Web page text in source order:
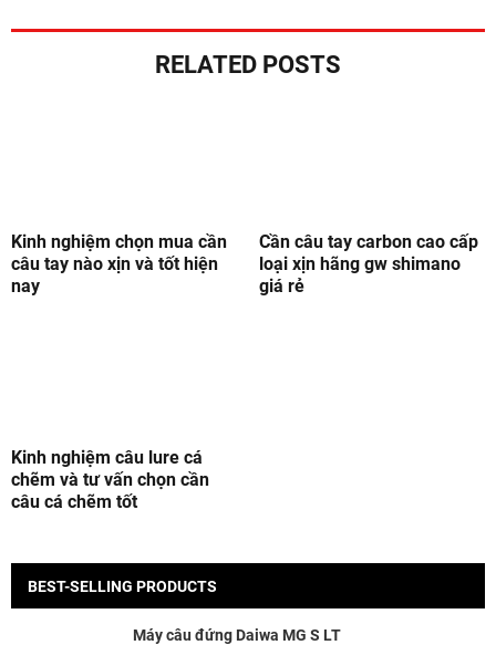
RELATED POSTS
Kinh nghiệm chọn mua cần
câu tay nào xịn và tốt hiện
nay
Cần câu tay carbon cao cấp
loại xịn hãng gw shimano
giá rẻ
Kinh nghiệm câu lure cá
chẽm và tư vấn chọn cần
câu cá chẽm tốt
BEST-SELLING PRODUCTS
Máy câu đứng Daiwa MG S LT